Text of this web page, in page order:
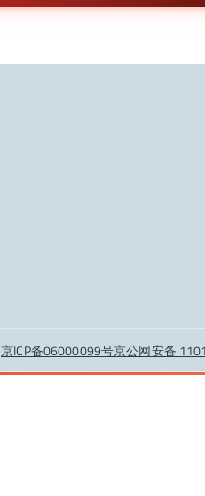
京ICP备06000099号京公网安备